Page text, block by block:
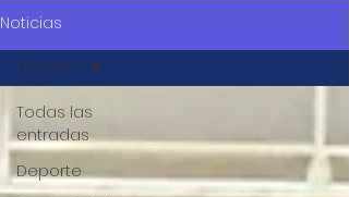
Noticias
Todas las
entradas
Deporte
Deporte